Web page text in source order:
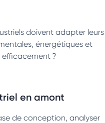
doivent adapter leurs
énergétiques et
?
en amont
de conception, analyser